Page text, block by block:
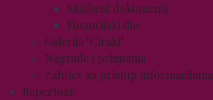
Službeni dokumenti
Financijski dio
Galerija "Ciraki"
Nagrade i priznanja
Zahtjev za pristup informacijama
Repertoar